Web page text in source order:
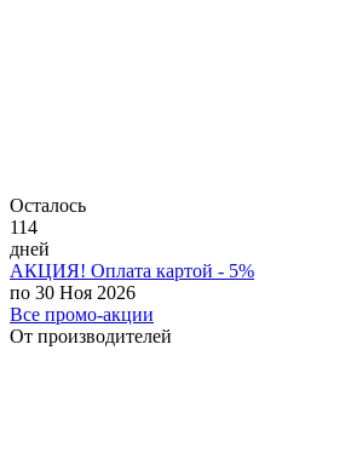
Осталось
114
дней
АКЦИЯ! Оплата картой - 5%
по 30 Ноя 2026
Все промо-акции
От производителей